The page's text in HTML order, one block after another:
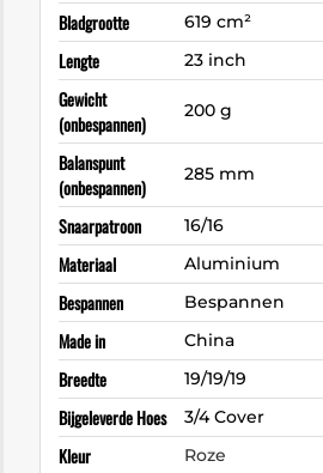
Bladgrootte 619 cm²
Lengte 23 inch
Gewicht
(onbespannen)
200 g
Balanspunt
(onbespannen)
285 mm
Snaarpatroon 16/16
Materiaal Aluminium
Bespannen Bespannen
Made in China
Breedte 19/19/19
Bijgeleverde Hoes 3/4 Cover
Kleur Roze